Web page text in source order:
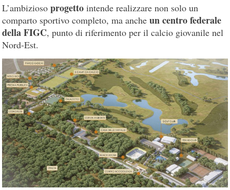
L’ambiziosoprogettointende realizzare non solo un
comparto sportivo completo, ma ancheun centro federale
della FIGC, punto di riferimento per il calcio giovanile nel
Nord-Est.